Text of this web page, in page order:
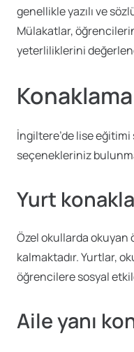
genellikle yazılı ve
Mülakatlar,
yeterliliklerini
İngiltere’de lise eğitimi
seçenekleriniz
Yurt
Özel okullarda
kalmaktadır. Yurtlar,
öğrencilere sosyal
Aile yanı